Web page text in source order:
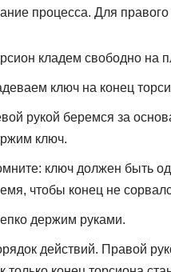
процесса. Для правого
кладем свободно на
ключ на конец
рукой беремся за
ключ.
ключ должен быть
чтобы конец не
держим руками.
действий. Правой